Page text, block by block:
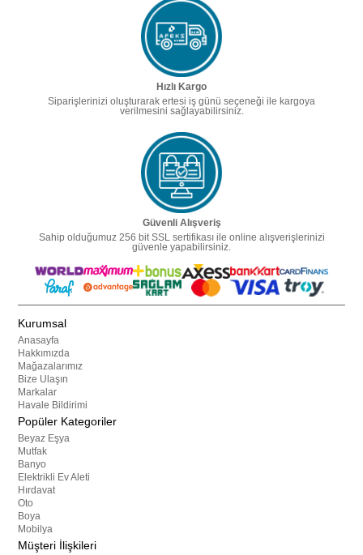
Hızlı Kargo
Siparişlerinizi oluşturarak ertesi iş günü seçeneği ile kargoya
verilmesini sağlayabilirsiniz.
Güvenli Alışveriş
Sahip olduğumuz 256 bit SSL sertifikası ile online alışverişlerinizi
güvenle yapabilirsiniz.
Kurumsal
Anasayfa
Hakkımızda
Mağazalarımız
Bize Ulaşın
Markalar
Havale Bildirimi
Popüler Kategoriler
Beyaz Eşya
Mutfak
Banyo
Elektrikli Ev Aleti
Hırdavat
Oto
Boya
Mobilya
Müşteri İlişkileri